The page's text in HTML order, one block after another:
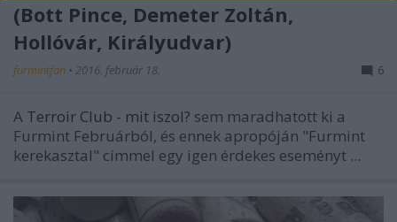
(Bott Pince, Demeter Zoltán,
Hollóvár, Királyudvar)
furmintfan • 2016. február 18. 6
A Terroir Club - mit iszol? sem maradhatott ki a
Furmint Februárból, és ennek apropóján "Furmint
kerekasztal" címmel egy igen érdekes eseményt ...